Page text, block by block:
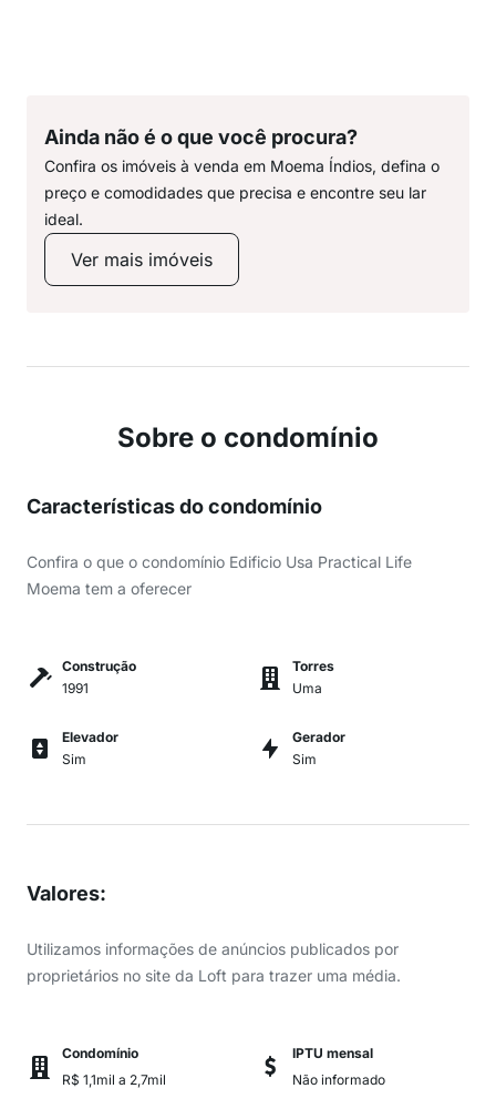
Ainda não é o que você procura?
Confira os imóveis à venda em Moema Índios, defina o
preço e comodidades que precisa e encontre seu lar
ideal.
Ver mais imóveis
Sobre o condomínio
Características do condomínio
Confira o que o condomínio Edificio Usa Practical Life
Moema tem a oferecer
Construção
1991
Torres
Uma
Elevador
Sim
Gerador
Sim
Valores:
Utilizamos informações de anúncios publicados por
proprietários no site da Loft para trazer uma média.
Condomínio
R$ 1,1mil a 2,7mil
IPTU mensal
Não informado